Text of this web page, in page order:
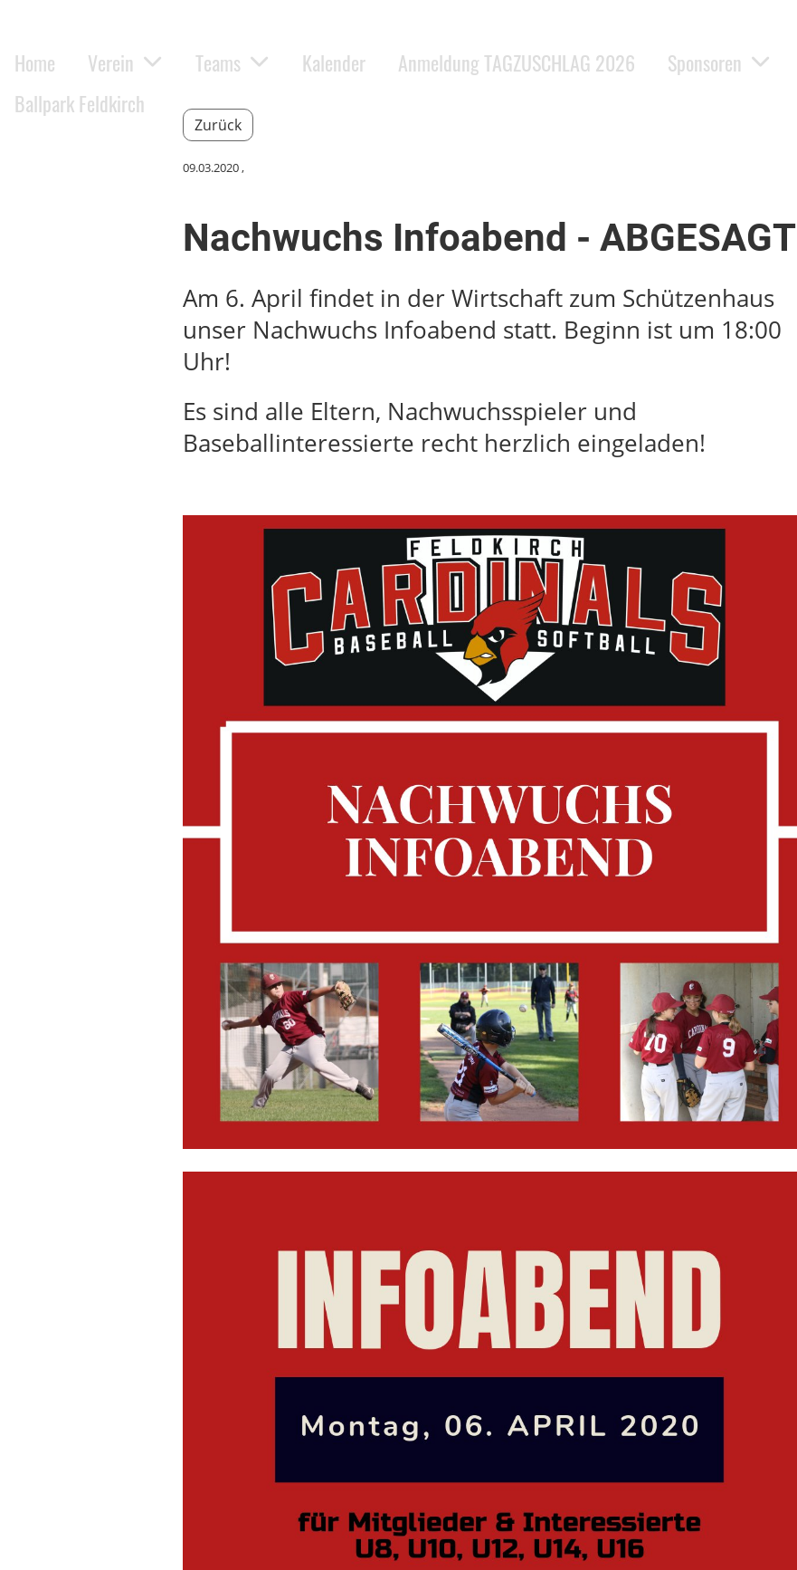
Home Verein Teams Kalender Anmeldung TAGZUSCHLAG 2026 Sponsoren
Ballpark Feldkirch
Zurück
09.03.2020,
Nachwuchs Infoabend - ABGESAGT
Am 6. April findet in der Wirtschaft zum Schützenhaus
unser Nachwuchs Infoabend statt. Beginn ist um 18:00
Uhr!
Es sind alle Eltern, Nachwuchsspieler und
Baseballinteressierte recht herzlich eingeladen!